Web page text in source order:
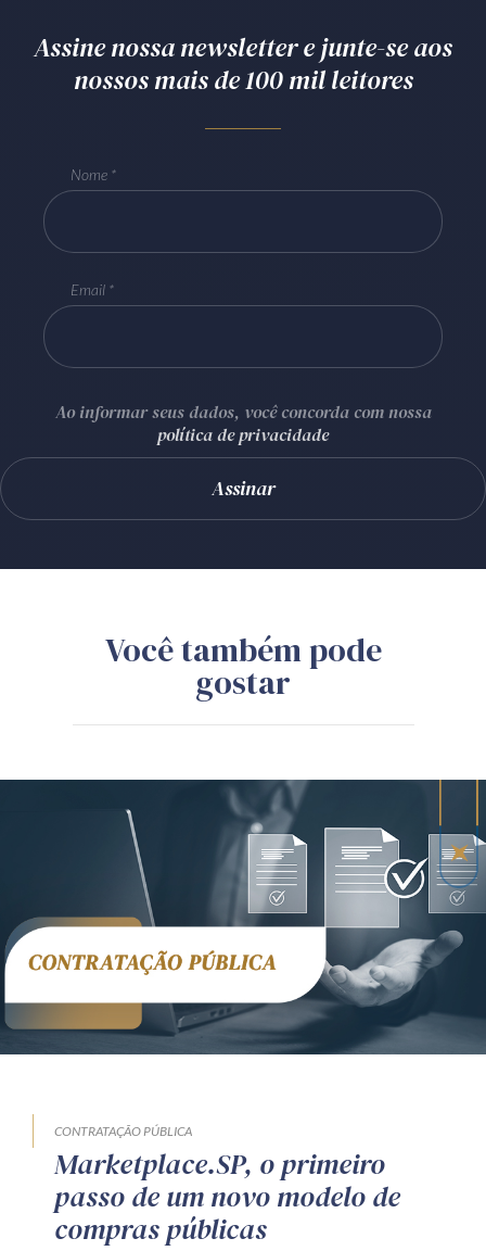
Assine nossa newsletter e junte-se aos
nossos mais de 100 mil leitores
Nome
Email
Ao informar seus dados, você concorda com nossa
política de privacidade
Você também pode
gostar
CONTRATAÇÃO PÚBLICA
Marketplace.SP, o primeiro
passo de um novo modelo de
compras públicas